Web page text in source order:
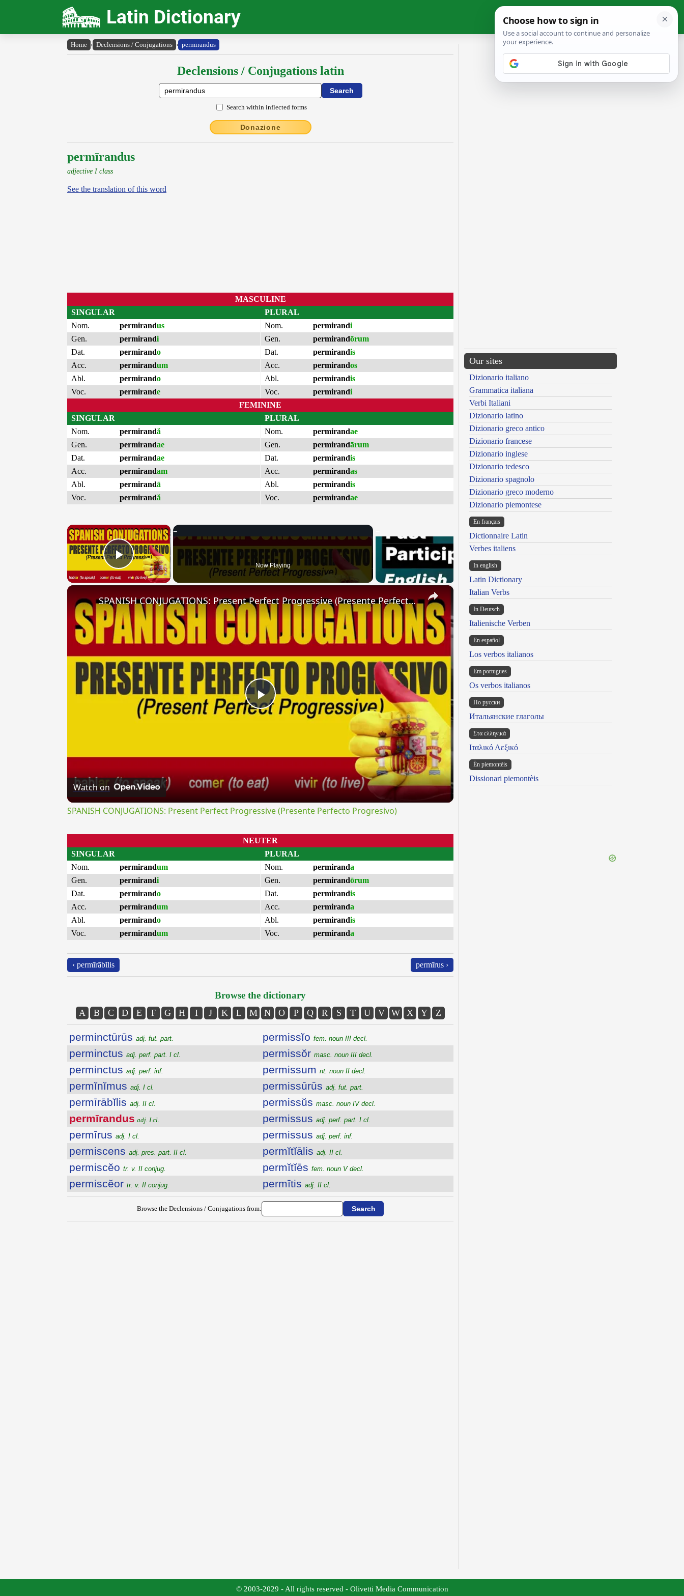
Latin Dictionary
Home › Declensions / Conjugations › permīrandus
Declensions / Conjugations latin
Search within inflected forms
Donazione
permīrandus
adjective I class
See the translation of this word
MASCULINE
SINGULAR
Nom.
permirandus
Gen.
permirandi
Dat.
permirando
Acc.
permirandum
Abl.
permirando
Voc.
permirande
PLURAL
Nom.
permirandi
Gen.
permirandōrum
Dat.
permirandis
Acc.
permirandos
Abl.
permirandis
Voc.
permirandi
FEMININE
SINGULAR
Nom.
permirandă
Gen.
permirandae
Dat.
permirandae
Acc.
permirandam
Abl.
permirandā
Voc.
permirandă
PLURAL
Nom.
permirandae
Gen.
permirandārum
Dat.
permirandis
Acc.
permirandas
Abl.
permirandis
Voc.
permirandae
×
Play Video Now Playing
×
Play
SPANISH CONJUGATIONS: Present Perfect Progressive (Presente Perfecto Progresivo)
Watch on
SPANISH CONJUGATIONS: Present Perfect Progressive (Presente Perfecto Progresivo)
NEUTER
SINGULAR
Nom.
permirandum
Gen.
permirandi
Dat.
permirando
Acc.
permirandum
Abl.
permirando
Voc.
permirandum
PLURAL
Nom.
permiranda
Gen.
permirandōrum
Dat.
permirandis
Acc.
permiranda
Abl.
permirandis
Voc.
permiranda
‹ permīrābĭlis permīrus ›
Browse the dictionary
A B C D E F G H I J K L M N O P Q R S T U V W X Y Z
perminctūrūs adj. fut. part.
perminctus adj. perf. part. I cl.
perminctus adj. perf. inf.
permĭnĭmus adj. I cl.
permīrābĭlis adj. II cl.
permīrandus adj. I cl.
permīrus adj. I cl.
permiscens adj. pres. part. II cl.
permiscĕo tr. v. II conjug.
permiscĕor tr. v. II conjug.
permissĭo fem. noun III decl.
permissŏr masc. noun III decl.
permissum nt. noun II decl.
permissūrūs adj. fut. part.
permissŭs masc. noun IV decl.
permissus adj. perf. part. I cl.
permissus adj. perf. inf.
permĭtĭālis adj. II cl.
permĭtĭēs fem. noun V decl.
permītis adj. II cl.
Browse the Declensions / Conjugations from:
Our sites
Dizionario italiano
Grammatica italiana
Verbi Italiani
Dizionario latino
Dizionario greco antico
Dizionario francese
Dizionario inglese
Dizionario tedesco
Dizionario spagnolo
Dizionario greco moderno
Dizionario piemontese
En français
Dictionnaire Latin
Verbes italiens
In english
Latin Dictionary
Italian Verbs
In Deutsch
Italienische Verben
En español
Los verbos italianos
Em portugues
Os verbos italianos
По русски
Итальянские глаголы
Στα ελληνικά
Ιταλικό Λεξικό
Ën piemontèis
Dissionari piemontèis
© 2003-2029 - All rights reserved - Olivetti Media Communication